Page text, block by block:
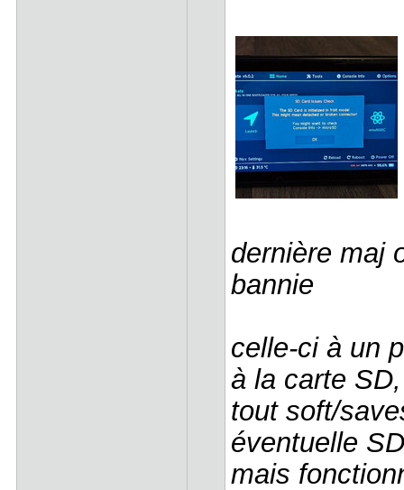
dernière maj
bannie
celle-ci à un
à la carte
tout soft/
éventuelle
mais